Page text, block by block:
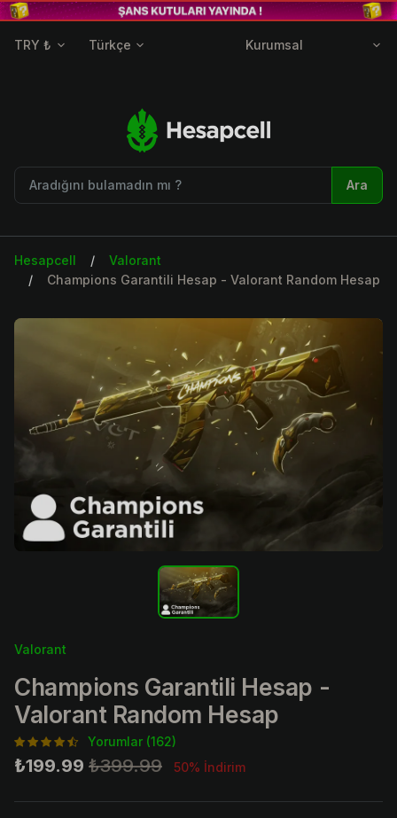
TRY ₺ Türkçe Kurumsal
Ara
Hesapcell
Valorant
Champions Garantili Hesap - Valorant Random Hesap
Valorant
Champions Garantili Hesap -
Valorant Random Hesap
Yorumlar (162)
₺199.99 ₺399.99 50% İndirim